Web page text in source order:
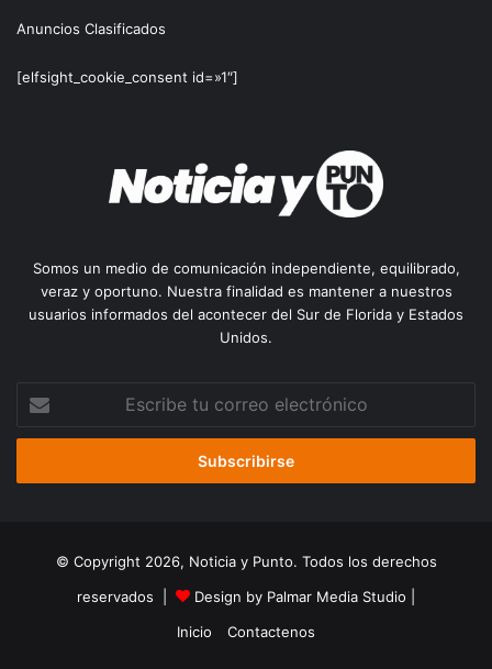
Anuncios Clasificados
[elfsight_cookie_consent id=»1″]
Somos un medio de comunicación independiente, equilibrado,
veraz y oportuno. Nuestra finalidad es mantener a nuestros
usuarios informados del acontecer del Sur de Florida y Estados
Unidos.
correo
© Copyright 2026, Noticia y Punto. Todos los derechos
reservados |
Design by Palmar Media Studio
Inicio
Contactenos